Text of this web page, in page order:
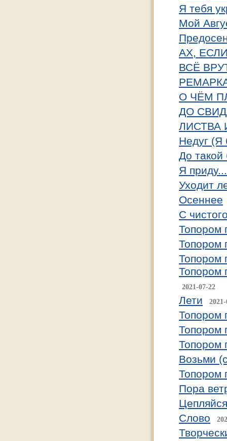
Я тебя
Мой
АХ,
ВСЁ
О ЧЁМ
ДО
ЛИСТВА
Недуг (Я
До такой
Я приду...
Уходит
Осеннее
С
Топором
Топором
Топором
Топором
2021-07-22
Лети
Топором
Топором
Топором
Возьми
Топором
Пора
Цепляйся
Слово